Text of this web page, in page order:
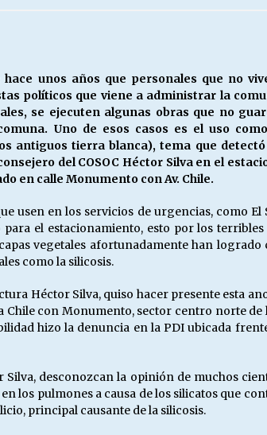
HONORARIOS,
doble sueldo?
hace unos años que personales que no
políticos que viene a administrar la
se ejecuten algunas obras que no
Uno de esos casos es el uso
antiguos tierra blanca), tema que
del COSOC Héctor Silva en el
en calle Monumento con Av. Chile.
usen en los servicios de urgencias, como El
para el estacionamiento, esto por los
vegetales afortunadamente han
como la silicosis.
Héctor Silva, quiso hacer presente esta
con Monumento, sector centro norte de
hizo la denuncia en la PDI ubicada
desconozcan la opinión de muchos
los pulmones a causa de los silicatos que
principal causante de la silicosis.